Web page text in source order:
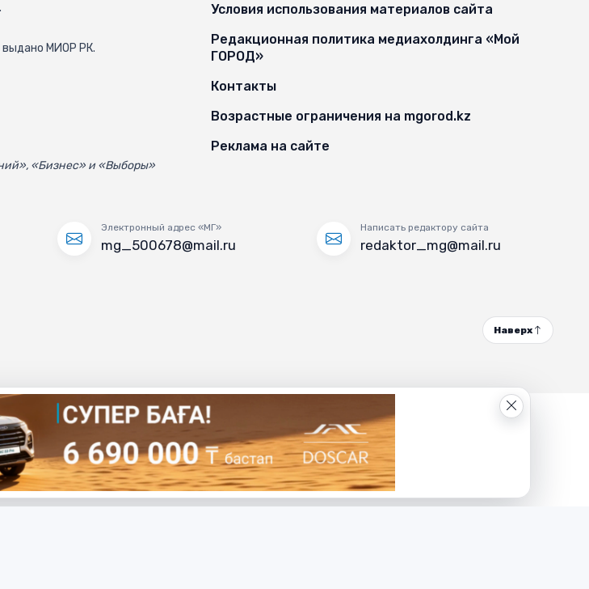
выдано МИОР РК.
«Бизнес» и «Выборы»
Условия использования материалов сайта
Редакционная политика медиахолдинга «Мой
ГОРОД»
Контакты
Возрастные ограничения на mgorod.kz
Реклама на сайте
Электронный адрес «МГ»
mg_500678@mail.ru
Написать редактору сайта
redaktor_mg@mail.ru
Наверх